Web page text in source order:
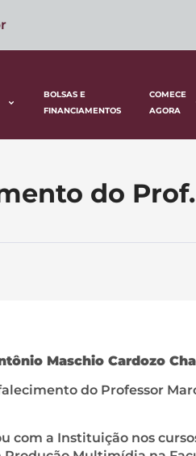
BOLSAS E
FINANCIAMENTOS
COMECE
AGORA
do
Maschio Cardozo
do Professor
a Instituição nos